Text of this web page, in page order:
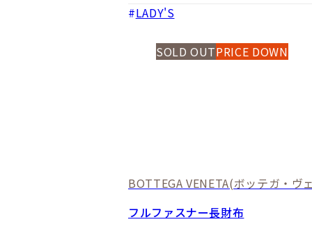
LADY'S
SOLD OUTPRICE DOWN
BOTTEGA VENETA(ボッテガ・ヴ
フルファスナー長財布